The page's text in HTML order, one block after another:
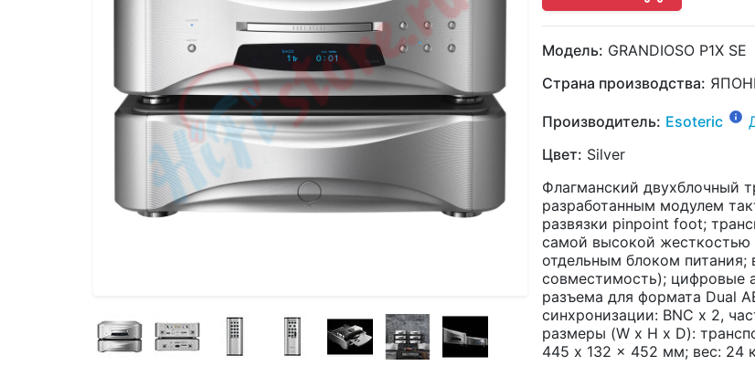
Модель: GRANDIOSO P1X SE
Страна производства:
Производитель: Esoteric
Цвет: Silver
Флагманский двухблочный
разработанным модулем
развязки pinpoint foot;
самой высокой жесткостью
отдельным блоком питания;
совместимость); цифровые
разъема для формата Dual
синхронизации: BNC x 2,
размеры (W x H x D):
445 x 132 x 452 мм; вес: 24